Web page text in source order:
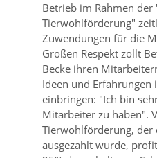
Betrieb im Rahmen der
Tierwohlförderung
Zuwendungen für die
Großen Respekt zollt
Becke ihren
Ideen und Erfahrungen
einbringen: Ich bin
Mitarbeiter zu haben .
Tierwohlförderung, der
ausgezahlt wurde,